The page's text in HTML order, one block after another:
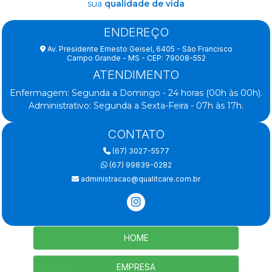
sua qualidade de vida
ENDEREÇO
Av. Presidente Ernesto Geisel, 6405 - São Francisco
Campo Grande - MS - CEP: 79008-552
ATENDIMENTO
Enfermagem: Segunda a Domingo - 24 horas (00h às 00h).
Administrativo: Segunda a Sexta-Feira - 07h às 17h.
CONTATO
(67) 3027-5577
(67) 99839-0282
administracao@qualitcare.com.br
HOME
EMPRESA